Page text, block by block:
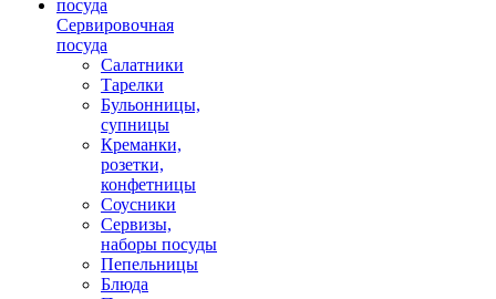
Сервировочная
посуда
Салатники
Тарелки
Бульонницы,
супницы
Креманки,
розетки,
конфетницы
Соусники
Сервизы,
наборы посуды
Пепельницы
Блюда